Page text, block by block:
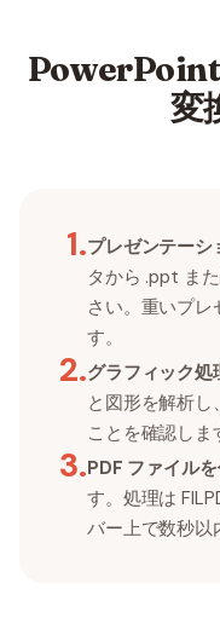
PowerPoint
変
1.プレゼンテーシ
タから .ppt ま
さい。重いプ
す。
2.グラフィック処
と図形を解析し
ことを確認しま
3.PDF ファイル
す。処理は
バー上で数秒以